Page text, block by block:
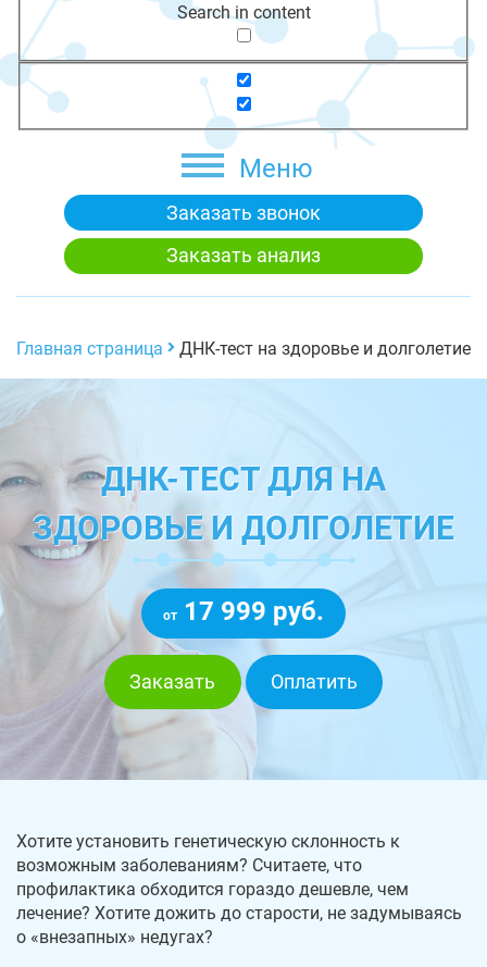
Search in content
Меню
Заказать звонок
Заказать анализ
Главная страница ДНК-тест на здоровье и долголетие
ДНК-ТЕСТ ДЛЯ НА
ЗДОРОВЬЕ И ДОЛГОЛЕТИЕ
от 17 999 руб.
Заказать Оплатить
Хотите установить генетическую склонность к
возможным заболеваниям? Считаете, что
профилактика обходится гораздо дешевле, чем
лечение? Хотите дожить до старости, не задумываясь
о «внезапных» недугах?